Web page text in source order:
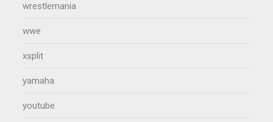
wrestlemania
wwe
xsplit
yamaha
youtube